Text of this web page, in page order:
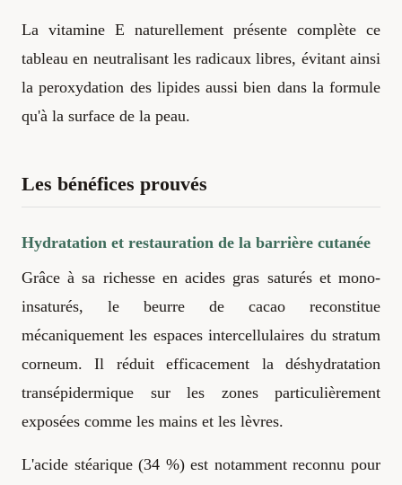
La vitamine E naturellement présente complète ce
tableau en neutralisant les radicaux libres, évitant ainsi
la peroxydation des lipides aussi bien dans la formule
qu'à la surface de la peau.
Les bénéfices prouvés
Hydratation et restauration de la barrière cutanée
Grâce à sa richesse en acides gras saturés et mono-
insaturés, le beurre de cacao reconstitue
mécaniquement les espaces intercellulaires du stratum
corneum. Il réduit efficacement la déshydratation
transépidermique sur les zones particulièrement
exposées comme les mains et les lèvres.
L'acide stéarique (34 %) est notamment reconnu pour